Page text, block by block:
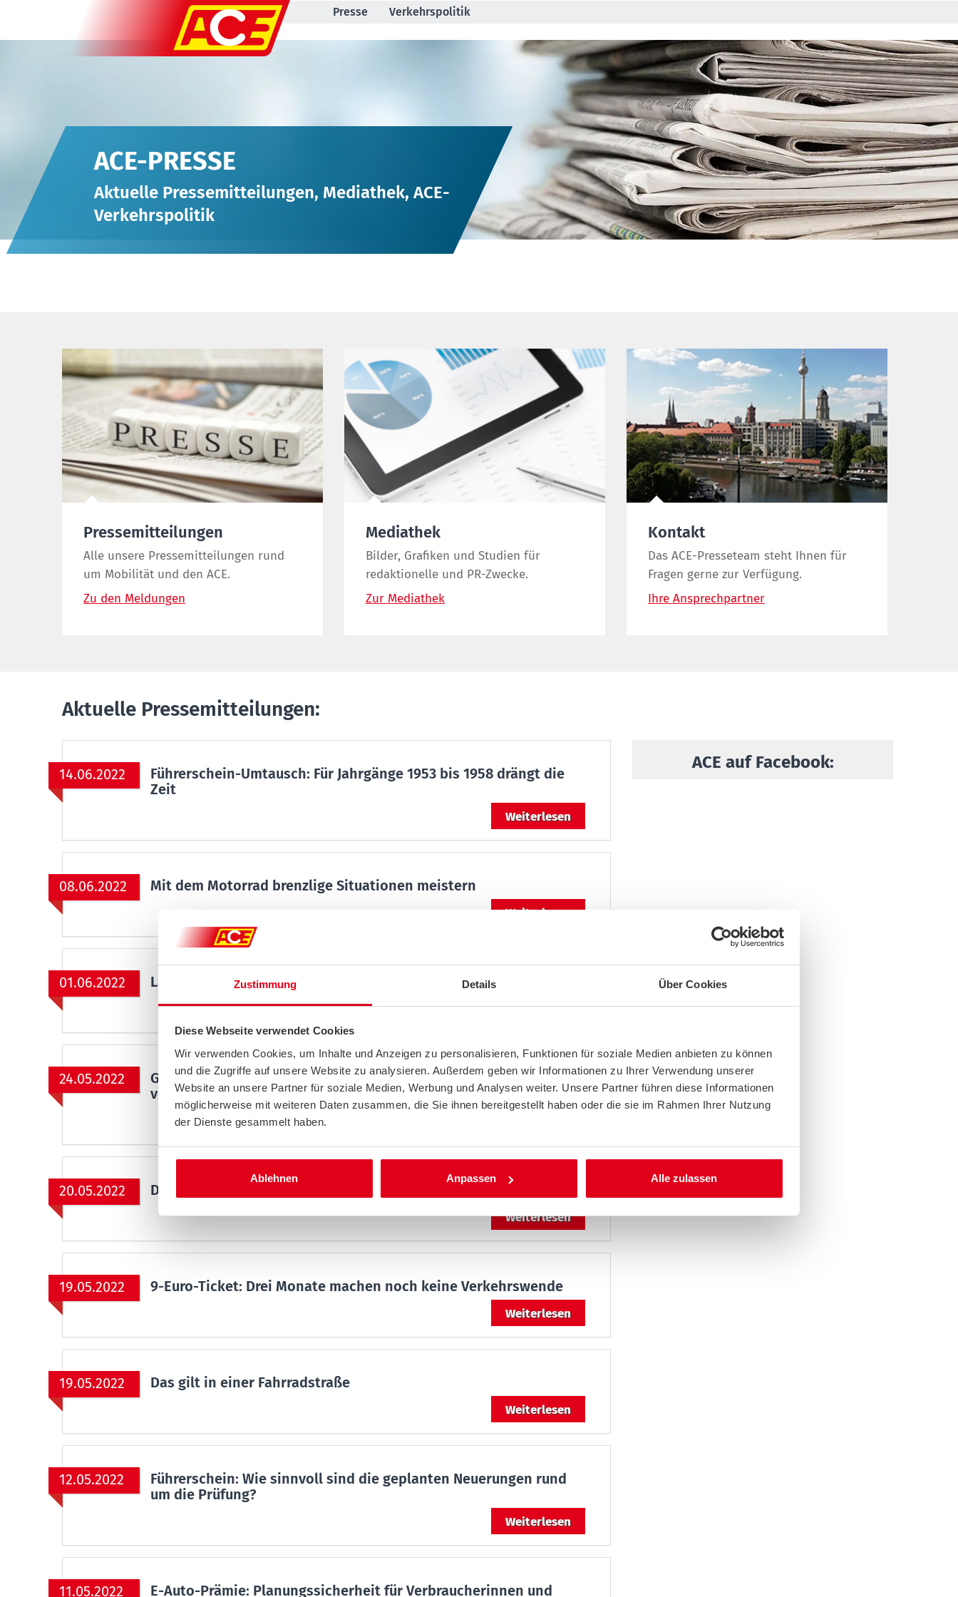
Zustimmung Details Über Cookies
Diese Webseite verwendet Cookies
Wir verwenden Cookies, um Inhalte und Anzeigen zu personalisieren, Funktionen für soziale Medien anbieten zu können
und die Zugriffe auf unsere Website zu analysieren. Außerdem geben wir Informationen zu Ihrer Verwendung unserer
Website an unsere Partner für soziale Medien, Werbung und Analysen weiter. Unsere Partner führen diese Informationen
möglicherweise mit weiteren Daten zusammen, die Sie ihnen bereitgestellt haben oder die sie im Rahmen Ihrer Nutzung
der Dienste gesammelt haben.
Ablehnen Anpassen Alle zulassen
Presse Verkehrspolitik
ACE-PRESSE
Aktuelle Pressemitteilungen, Mediathek, ACE-
Verkehrspolitik
Pressemitteilungen
Alle unsere Pressemitteilungen rund
um Mobilität und den ACE.
Zu den Meldungen
Mediathek
Bilder, Grafiken und Studien für
redaktionelle und PR-Zwecke.
Zur Mediathek
Kontakt
Das ACE-Presseteam steht Ihnen für
Fragen gerne zur Verfügung.
Ihre Ansprechpartner
Aktuelle Pressemitteilungen:
14.06.2022
Führerschein-Umtausch: Für Jahrgänge 1953 bis 1958 drängt die
Zeit
Weiterlesen
08.06.2022 Mit dem Motorrad brenzlige Situationen meistern
Weiterlesen
01.06.2022 Lasten mit dem Fahrrad richtig transportieren
Weiterlesen
24.05.2022
Gefährliches Stau-Ende - Richtiges Verhalten kann Unfälle
verhindern
20.05.2022 Der Tankrabatt kommt: Was Autofahrende jetzt beachten sollten
Weiterlesen
19.05.2022 9-Euro-Ticket: Drei Monate machen noch keine Verkehrswende
Weiterlesen
19.05.2022 Das gilt in einer Fahrradstraße
Weiterlesen
12.05.2022
Führerschein: Wie sinnvoll sind die geplanten Neuerungen rund
um die Prüfung?
Weiterlesen
11.05.2022
E-Auto-Prämie: Planungssicherheit für Verbraucherinnen und
ACE auf Facebook: